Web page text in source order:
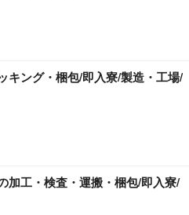
キング・梱包/即入寮/製造・工場/
加工・検査・運搬・梱包/即入寮/